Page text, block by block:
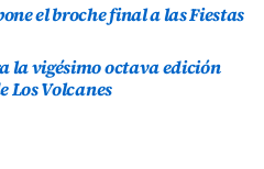
el broche final a las Fiestas
la vigésimo octava edición
Los Volcanes